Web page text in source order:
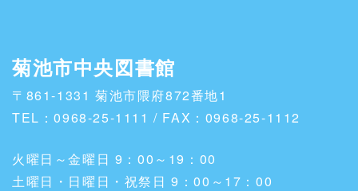
菊池市中央図書館
〒861-1331 菊池市隈府872番地1
TEL：0968-25-1111 / FAX：0968-25-1112
火曜日～金曜日 9：00～19：00
土曜日・日曜日・祝祭日 9：00～17：00